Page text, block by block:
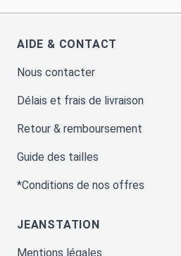
AIDE & CONTACT
Nous contacter
Délais et frais de livraison
Retour & remboursement
Guide des tailles
*Conditions de nos offres
JEANSTATION
Mentions légales